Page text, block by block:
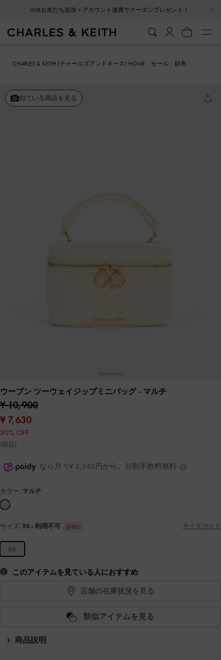
LINEお友だち追加＋アカウント連携でクーポンプレゼント！
会員登録＋ニュースレター登録で10%OFFクーポンプレゼント！
CHARLES & KEITH (チャールズアンドキース) HOME セール
財布
似ている商品を見る
ウーブン ツーウェイジップミニバッグ- マルチ
¥ 10,900
¥ 7,630
30% OFF
(税込)
なら月々¥ 2,543円から。分割手数料無料
カラー: マルチ
サイズ: XS - 利用不可 品切れ サイズガイド
XS
このアイテムを見ている人におすすめ
店舗の在庫状況を見る
類似アイテムを見る
商品説明